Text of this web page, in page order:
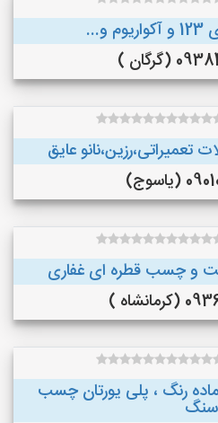
)
عایق
)
رنگ ، پلی یورتان چسب
سنگ